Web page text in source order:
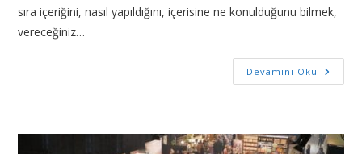
sıra içeriğini, nasıl yapıldığını, içerisine ne konulduğunu bilmek,
vereceğiniz…
Devamını Oku